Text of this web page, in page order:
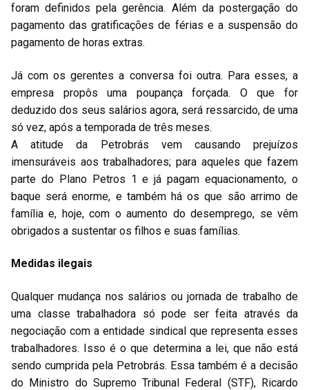
foram definidos pela gerência. Além da postergação do
pagamento das gratificações de férias e a suspensão do
pagamento de horas extras.
Já com os gerentes a conversa foi outra. Para esses, a
empresa propôs uma poupança forçada. O que for
deduzido dos seus salários agora, será ressarcido, de uma
só vez, após a temporada de três meses.
A atitude da Petrobrás vem causando prejuízos
imensuráveis aos trabalhadores; para aqueles que fazem
parte do Plano Petros 1 e já pagam equacionamento, o
baque será enorme, e também há os que são arrimo de
família e, hoje, com o aumento do desemprego, se vêm
obrigados a sustentar os filhos e suas famílias.
Medidas ilegais
Qualquer mudança nos salários ou jornada de trabalho de
uma classe trabalhadora só pode ser feita através da
negociação com a entidade sindical que representa esses
trabalhadores. Isso é o que determina a lei, que não está
sendo cumprida pela Petrobrás. Essa também é a decisão
do Ministro do Supremo Tribunal Federal (STF), Ricardo